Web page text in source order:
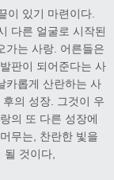
이 있기 마련이다.
다른 얼굴로 시작된
가는 사랑. 어른들은
판이 되어준다는 사
카롭게 산란하는 사
의 성장. 그것이 우
의 또 다른 성장에
무는, 찬란한 빛을
될 것이다,